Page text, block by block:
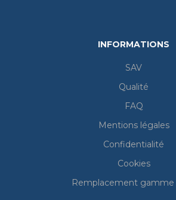
INFORMATIONS
SAV
Qualité
FAQ
Mentions légales
Confidentialité
Cookies
Remplacement gamme